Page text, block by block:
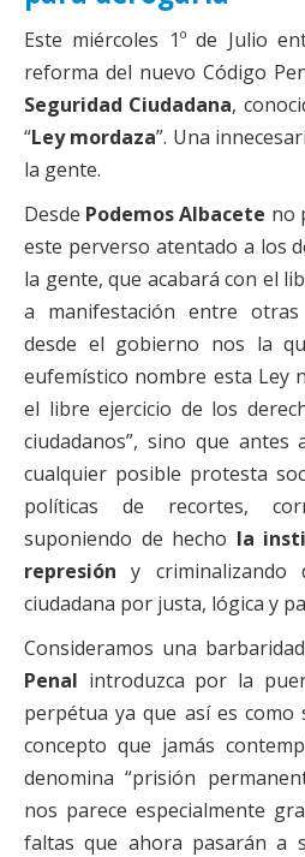
Actas Asamblea Ciudadana
Financiación
Participa con Podemos en
Este miércoles 1º de Julio
reforma del nuevo Código
Seguridad Ciudadana,
“Ley mordaza”. Una
la gente.
Desde Podemos Albacete no
este perverso atentado a los
la gente, que acabará con el
a manifestación entre otras
desde el gobierno nos la
eufemístico nombre esta Ley
el libre ejercicio de los
ciudadanos”, sino que antes
cualquier posible protesta
políticas de recortes,
suponiendo de hecho la
represión y criminalizando
ciudadana por justa, lógica y
Consideramos una
Penal introduzca por la
perpétua ya que así es como
concepto que jamás
denomina “prisión
nos parece especialmente
faltas que ahora pasarán a